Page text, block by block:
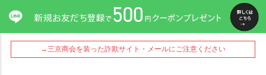
→三京商会を装った詐欺サイト・メールにご注意ください
ペー
ジト
ップ
へ